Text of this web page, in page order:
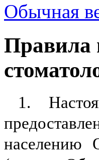
Обычная
Правила
1.
населению